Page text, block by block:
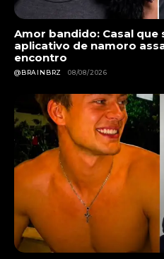
Amor bandido: Casal que
aplicativo de namoro
encontro
@BRAINBRZ 08/08/2026